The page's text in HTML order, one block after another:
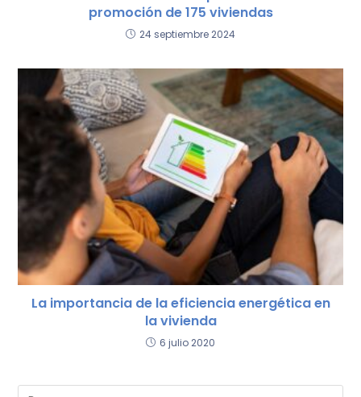
promoción de 175 viviendas
24 septiembre 2024
La importancia de la eficiencia energética en
la vivienda
6 julio 2020